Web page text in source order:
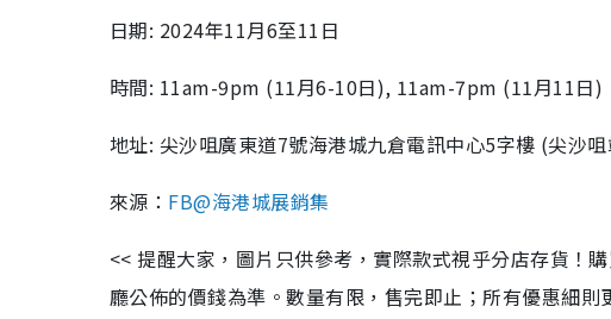
日期: 2024年11月6至11日
時間: 11am-9pm (11月6-10日), 11am-7pm (11月11日)
地址: 尖沙咀廣東道7號海港城九倉電訊中心5字樓 (尖沙
來源： FB@海港城展銷集
<< 提醒大家，圖片只供參考，實際款式視乎分店存貨！
廳公佈的價錢為準。數量有限，售完即止；所有優惠細